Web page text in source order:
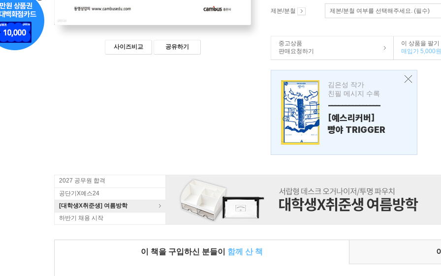
사이즈비교 공유하기
제본/분철 제본/분철 여부를 선택해주세요. (필수)
중고상품
판매요청하기
이 상품을 팔기
매입가 5,000원
김은성 작가
친필 메시지 수록
---------------
[예스리커버]
빵야 TRIGGER
2027 공무원 합격
공단기X예스24
[대학생X취준생] 여름방학
하반기 채용 시작
이 책을 구입하신 분들이 함께 산 책